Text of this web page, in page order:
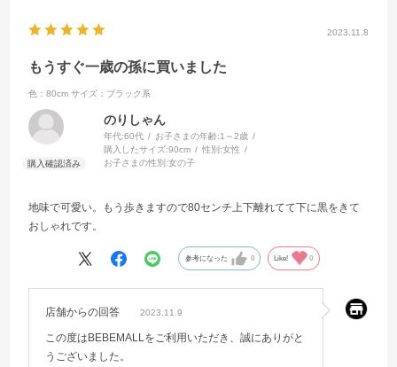
2023.11.8
もうすぐ一歳の孫に買いました
色：80cm サイズ：ブラック系
のりしゃん
年代:60代 お子さまの年齢:1～2歳
購入したサイズ:90cm 性別:女性
お子さまの性別:女の子
地味で可愛い。もう歩きますので80センチ上下離れてて下に黒をきて
おしゃれです。
参考になった 0 Like! 0
店舗からの回答 2023.11.9
この度はBEBEMALLをご利用いただき、誠にありがと
うございました。